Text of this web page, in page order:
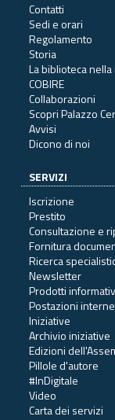
Contatti
Sedi e orari
Regolamento
Storia
La biblioteca
COBIRE
Collaborazioni
Scopri Palazzo
Avvisi
Dicono di noi
SERVIZI
Iscrizione
Prestito
Consultazione e
Fornitura
Ricerca
Newsletter
Prodotti
Postazioni
Iniziative
Archivio iniziative
Edizioni
Pillole d'autore
#InDigitale
Video
Carta dei servizi